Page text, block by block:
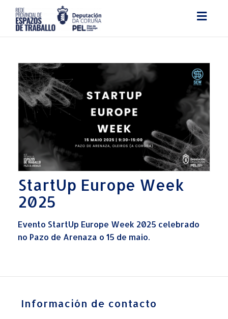
StartUp Europe Week
2025
Evento StartUp Europe Week 2025 celebrado
no Pazo de Arenaza o 15 de maio.
Información de contacto